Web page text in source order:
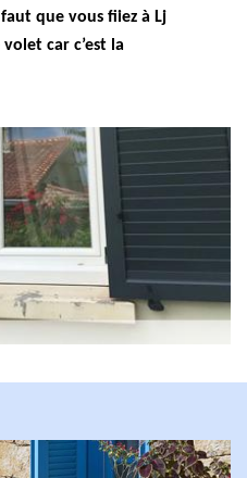
que vous fiiez à Lj
car c’est la